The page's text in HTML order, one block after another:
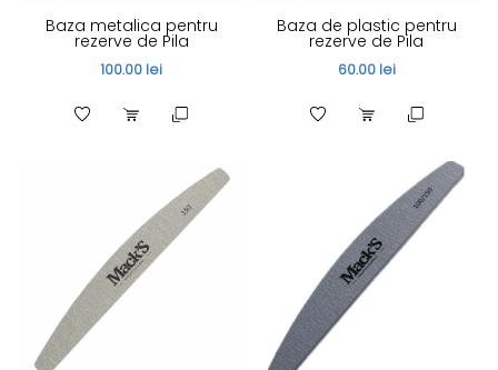
Baza metalica pentru
rezerve de Pila
100.00 lei
Baza de plastic pentru
rezerve de Pila
60.00 lei